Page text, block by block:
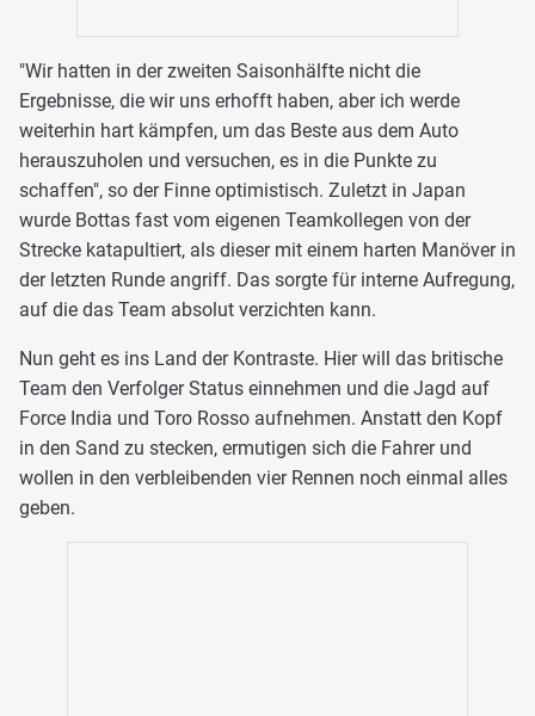
"Wir hatten in der zweiten Saisonhälfte nicht die
Ergebnisse, die wir uns erhofft haben, aber ich werde
weiterhin hart kämpfen, um das Beste aus dem Auto
herauszuholen und versuchen, es in die Punkte zu
schaffen", so der Finne optimistisch. Zuletzt in Japan
wurde Bottas fast vom eigenen Teamkollegen von der
Strecke katapultiert, als dieser mit einem harten Manöver in
der letzten Runde angriff. Das sorgte für interne Aufregung,
auf die das Team absolut verzichten kann.
Nun geht es ins Land der Kontraste. Hier will das britische
Team den Verfolger Status einnehmen und die Jagd auf
Force India und Toro Rosso aufnehmen. Anstatt den Kopf
in den Sand zu stecken, ermutigen sich die Fahrer und
wollen in den verbleibenden vier Rennen noch einmal alles
geben.